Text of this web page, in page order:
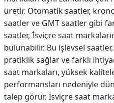
üretir. Otomatik saatler,
saatler ve GMT saatler gibi
saatler, İsviçre saat
bulunabilir. Bu işlevsel
pratiklik sağlar ve farklı
saat markaları, yüksek
performansları nedeniyle
talep görür. İsviçre saat